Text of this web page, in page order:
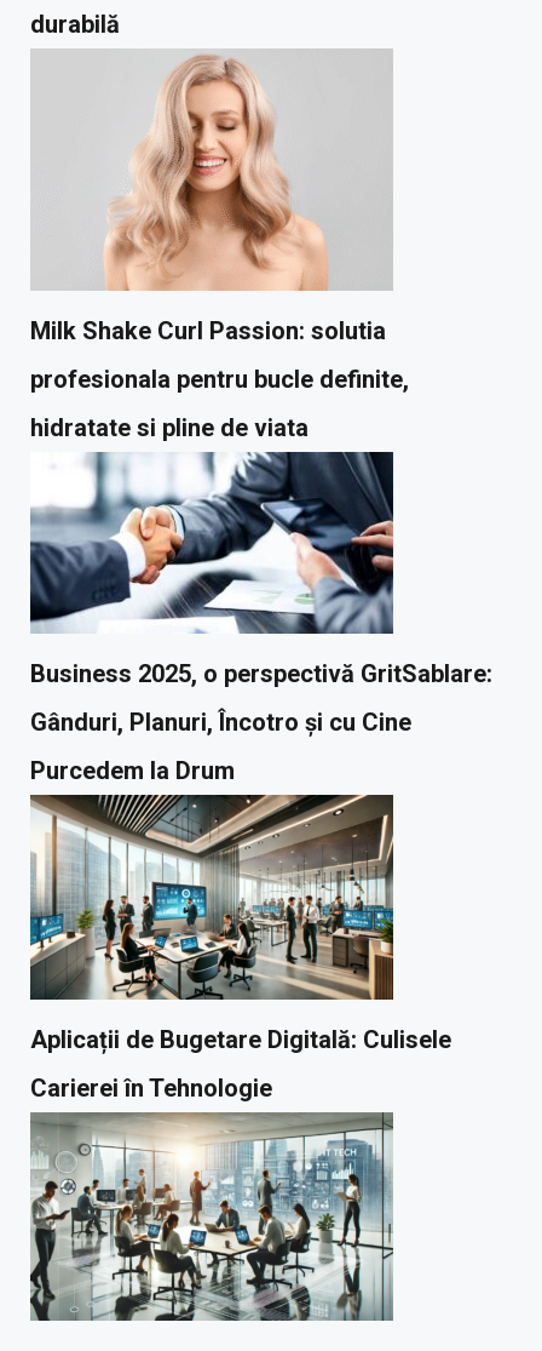
durabilă
Milk Shake Curl Passion: solutia
profesionala pentru bucle definite,
hidratate si pline de viata
Business 2025, o perspectivă GritSablare:
Gânduri, Planuri, Încotro și cu Cine
Purcedem la Drum
Aplicații de Bugetare Digitală: Culisele
Carierei în Tehnologie